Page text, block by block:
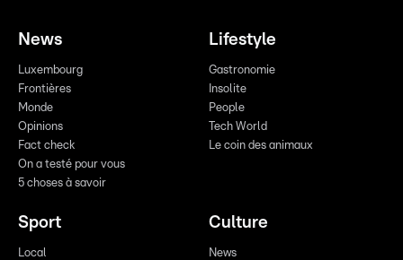
News
Luxembourg
Frontières
Monde
Opinions
Fact check
On a testé pour vous
5 choses à savoir
Lifestyle
Gastronomie
Insolite
People
Tech World
Le coin des animaux
Sport
Local
Culture
News